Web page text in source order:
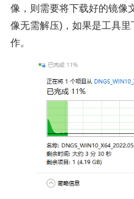
像，则需要将下载好的镜像
像无需解压)，如果是工具
作。